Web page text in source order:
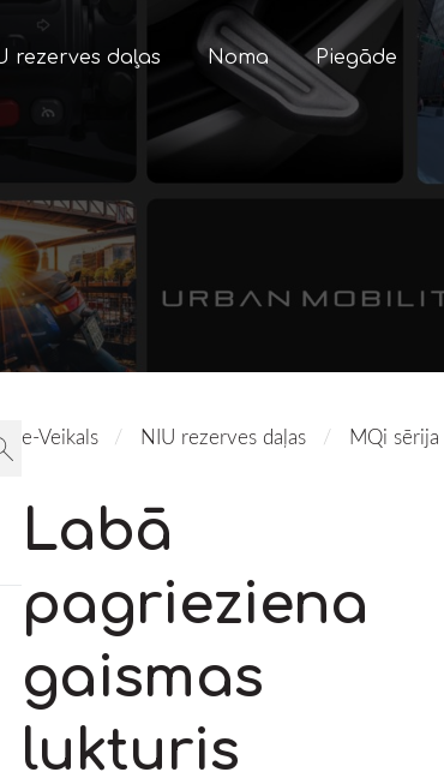
rezerves daļas Noma Piegāde
e-Veikals NIU rezerves daļas MQi sērija
Labā
pagrieziena
gaismas
lukturis